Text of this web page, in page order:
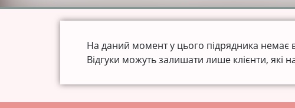
На даний момент у цього підрядника немає
Відгуки можуть залишати лише клієнти, які